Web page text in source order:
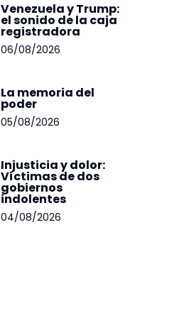
Venezuela y Trump:
el sonido de la caja
registradora
06/08/2026
La memoria del
poder
05/08/2026
Injusticia y dolor:
Víctimas de dos
gobiernos
indolentes
04/08/2026